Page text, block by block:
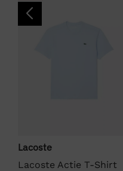
Lacoste
Lacoste Actie T-Shirt